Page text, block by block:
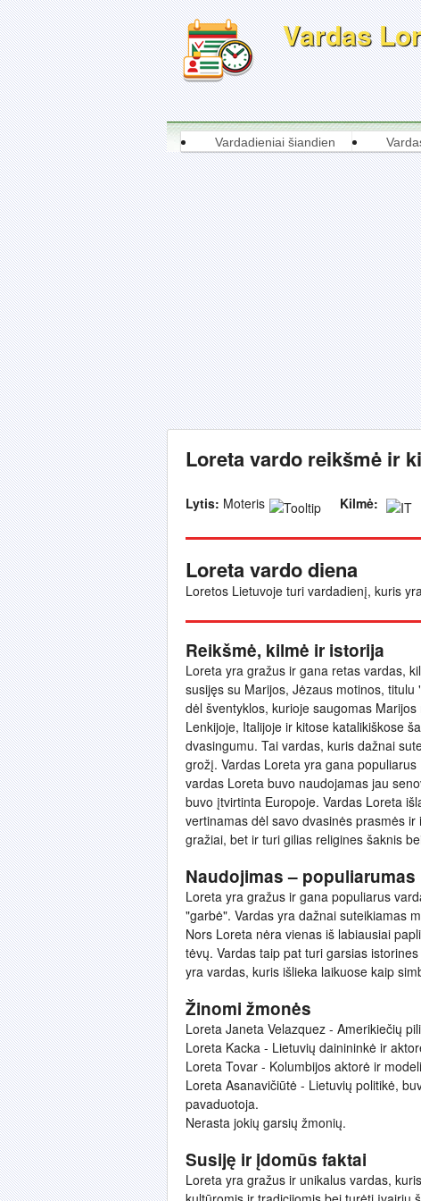
Vardas
Vardadieniai šiandien
Loreta vardo reikšmė ir
Lytis: Moteris Kilmė:
Loreta vardo diena
Loretos Lietuvoje turi vardadienį, kuris
Reikšmė, kilmė ir istorija
Loreta yra gražus ir gana retas vardas,
susijęs su Marijos, Jėzaus motinos,
dėl šventyklos, kurioje saugomas
Lenkijoje, Italijoje ir kitose katalikiškose
dvasingumu. Tai vardas, kuris dažnai
grožį. Vardas Loreta yra gana
vardas Loreta buvo naudojamas jau
buvo įtvirtinta Europoje. Vardas Loreta
vertinamas dėl savo dvasinės prasmės
gražiai, bet ir turi gilias religines šaknis
Naudojimas – populiarumas
Loreta yra gražus ir gana populiarus
"garbė". Vardas yra dažnai suteikiamas
Nors Loreta nėra vienas iš labiausiai
tėvų. Vardas taip pat turi garsias
yra vardas, kuris išlieka laikuose kaip
Žinomi žmonės
Loreta Janeta Velazquez - Amerikiečių
Loreta Kacka - Lietuvių dainininkė ir
Loreta Tovar - Kolumbijos aktorė ir
Loreta Asanavičiūtė - Lietuvių politikė,
pavaduotoja.
Nerasta jokių garsių žmonių.
Susiję ir įdomūs faktai
Loreta yra gražus ir unikalus vardas,